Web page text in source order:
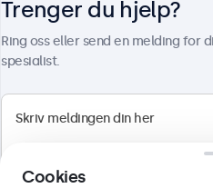
9 499 kr
ekskl. MVA
Trenger du hjelp?
Ring oss eller send en melding for
spesialist.
Cookies